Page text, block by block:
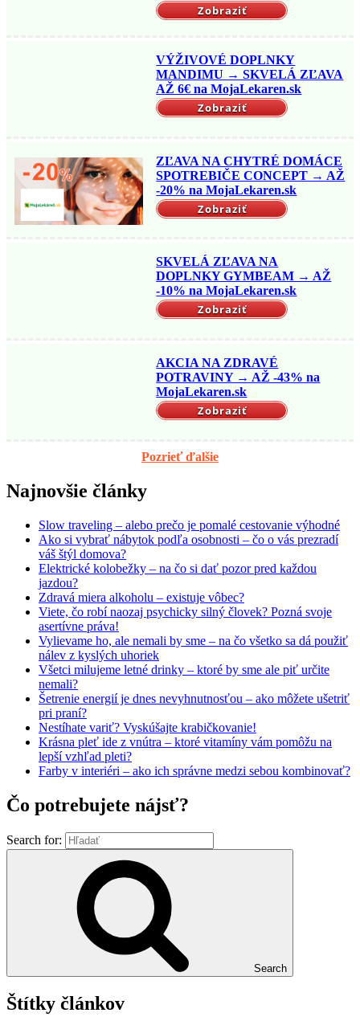
Zobraziť
VÝŽIVOVÉ DOPLNKY
MANDIMU → SKVELÁ ZĽAVA
AŽ 6€ na MojaLekaren.sk
Zobraziť
ZĽAVA NA CHYTRÉ DOMÁCE
SPOTREBIČE CONCEPT → AŽ
-20% na MojaLekaren.sk
Zobraziť
SKVELÁ ZĽAVA NA
DOPLNKY GYMBEAM → AŽ
-10% na MojaLekaren.sk
Zobraziť
AKCIA NA ZDRAVÉ
POTRAVINY → AŽ -43% na
MojaLekaren.sk
Zobraziť
Pozrieť ďalšie
Najnovšie články
Slow traveling – alebo prečo je pomalé cestovanie výhodné
Ako si vybrať nábytok podľa osobnosti – čo o vás prezradí
váš štýl domova?
Elektrické kolobežky – na čo si dať pozor pred každou
jazdou?
Zdravá miera alkoholu – existuje vôbec?
Viete, čo robí naozaj psychicky silný človek? Pozná svoje
asertívne práva!
Vylievame ho, ale nemali by sme – na čo všetko sa dá použiť
nálev z kyslých uhoriek
Všetci milujeme letné drinky – ktoré by sme ale piť určite
nemali?
Šetrenie energií je dnes nevyhnutnosťou – ako môžete ušetriť
pri praní?
Nestíhate variť? Vyskúšajte krabičkovanie!
Krásna pleť ide z vnútra – ktoré vitamíny vám pomôžu na
lepší vzhľad pleti?
Farby v interiéri – ako ich správne medzi sebou kombinovať?
Čo potrebujete nájsť?
Search for:
Search
Štítky článkov